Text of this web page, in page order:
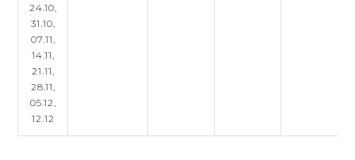
24.10,
31.10,
07.11,
14.11,
21.11,
28.11,
05.12,
12.12